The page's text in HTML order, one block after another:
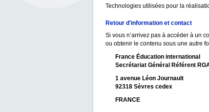
Technologies utilisées pour la
Retour d'information et contact
Si vous n’arrivez pas à accéder à un
ou obtenir le contenu sous une autre
France Éducation international
Secrétariat Général Référent
1 avenue Léon Journault
92318 Sèvres cedex
FRANCE